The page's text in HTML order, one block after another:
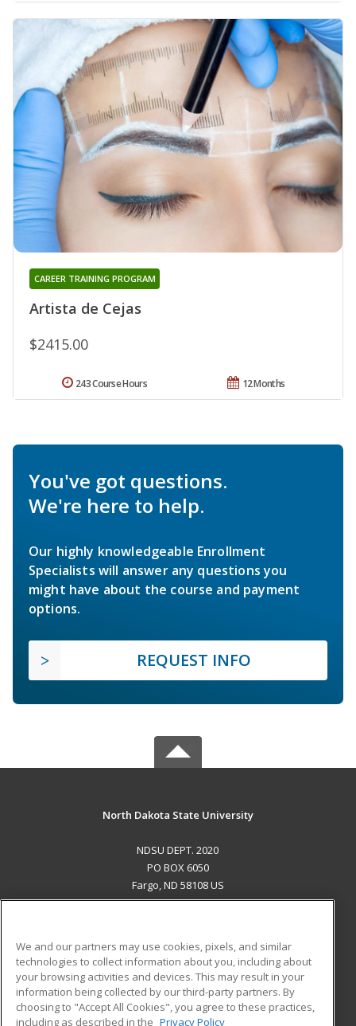
Artista de Cejas
CAREER TRAINING PROGRAM
$2415.00
12 Months
243 Course Hours
You've got questions.
We're here to help.
Our highly knowledgeable Enrollment
Specialists will answer any questions you
might have about the course and payment
options.
REQUEST INFO
North Dakota State University
NDSU DEPT. 2020
PO BOX 6050
Fargo, ND 58108 US
ADDITIONAL RESOURCES
Military
Financial Assistance
Student Blog
We and our partners may use cookies, pixels, and similar
technologies to collect information about you, including about
your browsing activities and devices. This may result in your
information being collected by our third-party partners. By
choosing to "Accept All Cookies", you agree to these practices,
including as described in the Privacy Policy